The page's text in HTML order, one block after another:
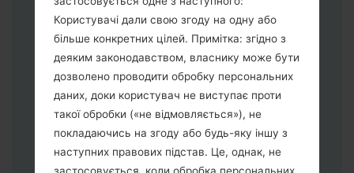
CP: "Modem & Radio"
CSC_***: "Country & Region & Operator"
HOME_CSC_***: "Country & Region &
Operator"
Додайте усі файли у програму Odin 3.
Якщо ви хочете прошити телефон та
скинути до заводських налаштувань
оберіть CSC_***, у іншому випадку
Користувачі дали свою згоду на одну або
більше конкретних цілей. Примітка: згідно з
деяким законодавством, власнику може бути
дозволено проводити обробку персональних
даних, доки користувач не виступає проти
такої обробки («не відмовляється»), не
покладаючись на згоду або будь-яку іншу з
наступних правових підстав. Це, однак, не